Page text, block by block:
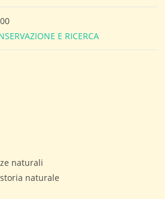
E RICERCA
naturali
naturale